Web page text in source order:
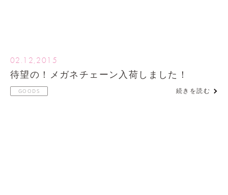
02.12,2015
待望の！メガネチェーン入荷しました！
GOODS 続きを読む